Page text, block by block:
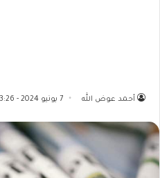
أحمد عوض الله 7 يونيو 2024 - 3:26 صباحًا